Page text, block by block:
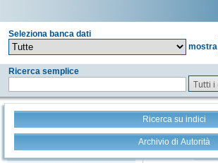
Seleziona banca dati
mostra
Ricerca semplice
Tutti i
Ricerca su indici
Archivio di Autorità
Stampa - Email - Export Tutto +